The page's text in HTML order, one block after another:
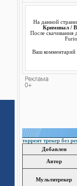
На данной
Криминал /
После скачивания
Ваш комментарий
торрент трекер без
Добавлен
Автор
Мультитрекер